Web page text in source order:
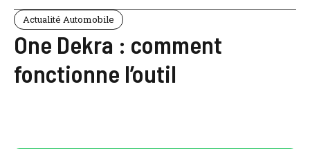
Actualité Automobile
One Dekra : comment
fonctionne l’outil